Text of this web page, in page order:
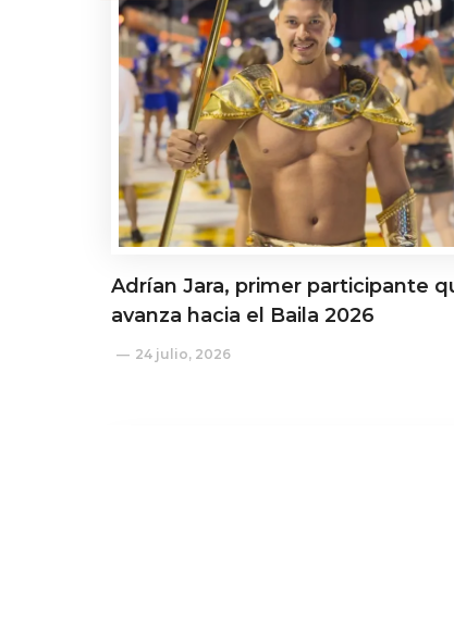
Adrían Jara, primer participante
avanza hacia el Baila 2026
24 julio, 2026